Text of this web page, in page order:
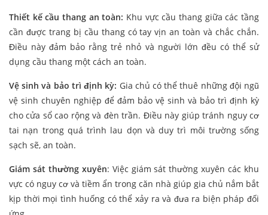
Thiết kế cầu thang an toàn: Khu vực cầu thang giữa các tầng
cần được trang bị cầu thang có tay vịn an toàn và chắc chắn.
Điều này đảm bảo rằng trẻ nhỏ và người lớn đều có thể sử
dụng cầu thang một cách an toàn.
Vệ sinh và bảo trì định kỳ: Gia chủ có thể thuê những đội ngũ
vệ sinh chuyên nghiệp để đảm bảo vệ sinh và bảo trì định kỳ
cho cửa sổ cao rộng và đèn trần. Điều này giúp tránh nguy cơ
tai nạn trong quá trình lau dọn và duy trì môi trường sống
sạch sẽ, an toàn.
Giám sát thường xuyên: Việc giám sát thường xuyên các khu
vực có nguy cơ và tiềm ẩn trong căn nhà giúp gia chủ nắm bắt
kịp thời mọi tình huống có thể xảy ra và đưa ra biện pháp đối